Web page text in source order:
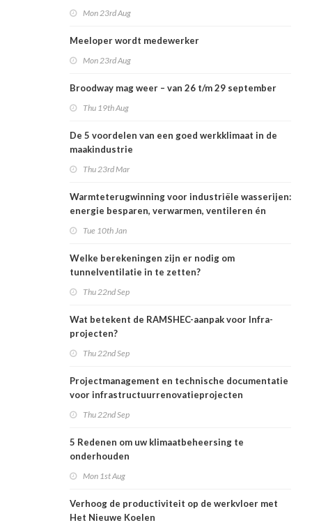
Mon 23rd Aug
Meeloper wordt medewerker
Mon 23rd Aug
Broodway mag weer – van 26 t/m 29 september
Thu 19th Aug
De 5 voordelen van een goed werkklimaat in de
maakindustrie
Thu 23rd Mar
Warmteterugwinning voor industriële wasserijen:
energie besparen, verwarmen, ventileren én
Tue 10th Jan
Welke berekeningen zijn er nodig om
tunnelventilatie in te zetten?
Thu 22nd Sep
Wat betekent de RAMSHEC-aanpak voor Infra-
projecten?
Thu 22nd Sep
Projectmanagement en technische documentatie
voor infrastructuurrenovatieprojecten
Thu 22nd Sep
5 Redenen om uw klimaatbeheersing te
onderhouden
Mon 1st Aug
Verhoog de productiviteit op de werkvloer met
Het Nieuwe Koelen